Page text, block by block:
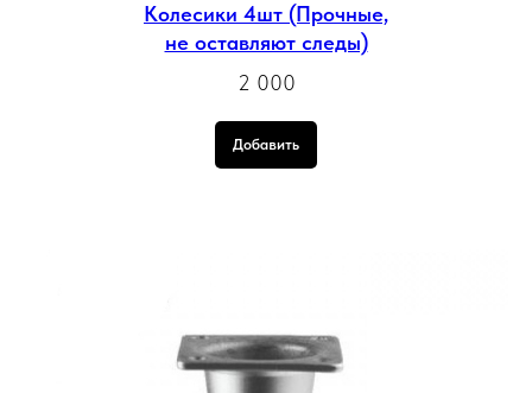
Колесики 4шт (Прочные,
не оставляют следы)
2 000
Добавить